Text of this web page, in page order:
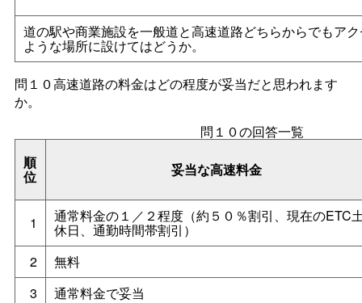
道の駅や商業施設を一般道と高速道路どちらからでもア
ような場所に設けてはどうか。
問１０高速道路の料金はどの程度が妥当だと思われます
か。
順
位 妥当な高速料金
問１０の回答一覧
1 通常料金の１／２程度（約５０％割引、現在のETC
休日、通勤時間帯割引）
2
無料
3
通常料金で妥当